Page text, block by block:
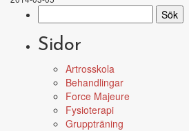
efter:
Sidor
Artrosskola
Behandlingar
Force Majeure
Fysioterapi
Gruppträning